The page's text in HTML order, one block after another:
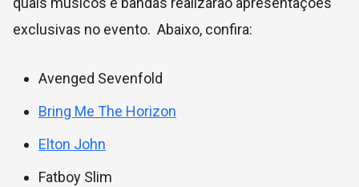
exclusivas no evento. Abaixo, confira:
Avenged Sevenfold
Bring Me The Horizon
Elton John
Fatboy Slim